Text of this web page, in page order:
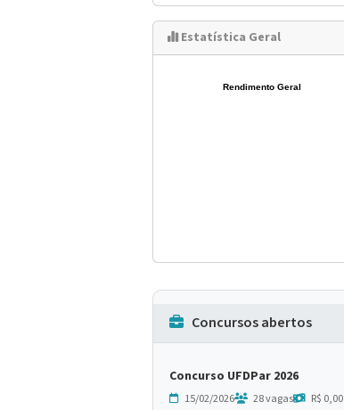
Estatística Geral
Rendimento Geral
Concursos abertos
Concurso UFDPar 2026
15/02/2026 28 vagas R$ 0,00